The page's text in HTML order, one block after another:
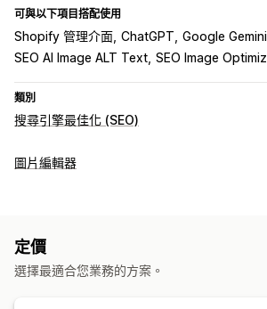
可與以下項目搭配使用
Shopify 管理介面 ChatGPT Google
SEO AI Image ALT Text SEO Image
類別
搜尋引擎最佳化 (SEO)
搜尋引擎最佳化 (SEO) 工具
追蹤成效
搜尋引擎最佳化 (SEO) 分數
圖片編輯器
定價
選擇最適合您業務的方案。